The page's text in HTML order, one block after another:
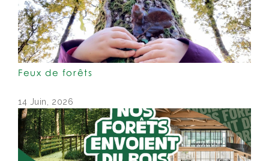
Feux de forêts
14 Juin, 2026